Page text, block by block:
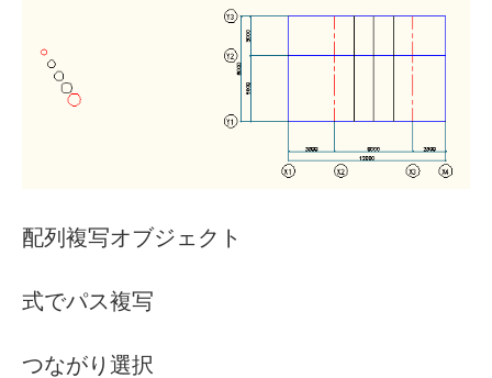
配列複写オブジェクト
式でパス複写
つながり選択